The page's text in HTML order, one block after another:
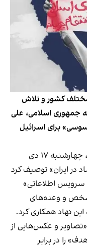
کشور و تلاش
جمهوری اسلامی، علی
برای اسرائیل
خبرگزاری میزان، وابسته به قوه قضاییه، چهارشنبه ۱۷ دی
در ایران» توصیف کرد
اطلاعاتی»
و وعده‌های
نهاد همکاری کرد.
و عکس‌هایی از
را در برابر